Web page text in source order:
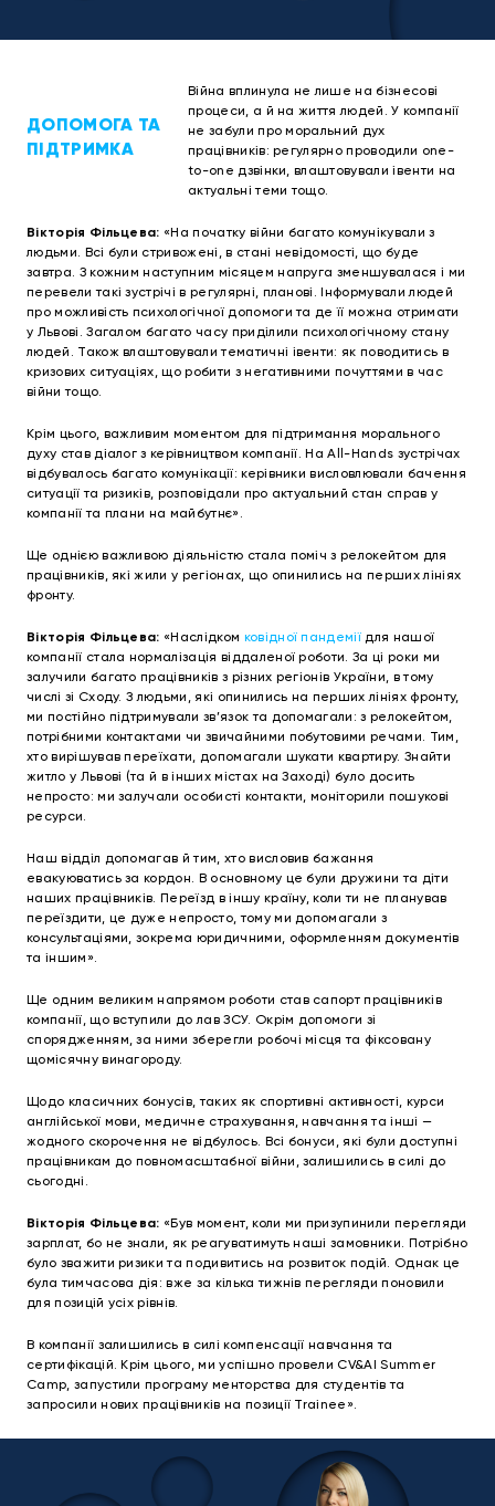
ДОПОМОГА ТА
ПІДТРИМКА
Війна вплинула не лише на бізнесові
процеси, а й на життя людей. У компанії
не забули про моральний дух
працівників: регулярно проводили one-
to-one дзвінки, влаштовували івенти на
актуальні теми тощо.
Вікторія Фільцева: «На початку війни багато комунікували з
людьми. Всі були стривожені, в стані невідомості, що буде
завтра. З кожним наступним місяцем напруга зменшувалася і ми
перевели такі зустрічі в регулярні, планові. Інформували людей
про можливість психологічної допомоги та де її можна отримати
у Львові. Загалом багато часу приділили психологічному стану
людей. Також влаштовували тематичні івенти: як поводитись в
кризових ситуаціях, що робити з негативними почуттями в час
війни тощо.
Крім цього, важливим моментом для підтримання морального
духу став діалог з керівництвом компанії. На All-Hands зустрічах
відбувалось багато комунікації: керівники висловлювали бачення
ситуації та ризиків, розповідали про актуальний стан справ у
компанії та плани на майбутнє».
Ще однією важливою діяльністю стала поміч з релокейтом для
працівників, які жили у регіонах, що опинились на перших лініях
фронту.
Вікторія Фільцева: «Наслідком ковідної пандемії для нашої
компанії стала нормалізація віддаленої роботи. За ці роки ми
залучили багато працівників з різних регіонів України, в тому
числі зі Сходу. З людьми, які опинились на перших лініях фронту,
ми постійно підтримували зв’язок та допомагали: з релокейтом,
потрібними контактами чи звичайними побутовими речами. Тим,
хто вирішував переїхати, допомагали шукати квартиру. Знайти
житло у Львові (та й в інших містах на Заході) було досить
непросто: ми залучали особисті контакти, моніторили пошукові
ресурси.
Наш відділ допомагав й тим, хто висловив бажання
евакуюватись за кордон. В основному це були дружини та діти
наших працівників. Переїзд в іншу країну, коли ти не планував
переїздити, це дуже непросто, тому ми допомагали з
консультаціями, зокрема юридичними, оформленням документів
та іншим».
Ще одним великим напрямом роботи став сапорт працівників
компанії, що вступили до лав ЗСУ. Окрім допомоги зі
спорядженням, за ними зберегли робочі місця та фіксовану
щомісячну винагороду.
Щодо класичних бонусів, таких як спортивні активності, курси
англійської мови, медичне страхування, навчання та інші —
жодного скорочення не відбулось. Всі бонуси, які були доступні
працівникам до повномасштабної війни, залишились в силі до
сьогодні.
Вікторія Фільцева: «Був момент, коли ми призупинили перегляди
зарплат, бо не знали, як реагуватимуть наші замовники. Потрібно
було зважити ризики та подивитись на розвиток подій. Однак це
була тимчасова дія: вже за кілька тижнів перегляди поновили
для позицій усіх рівнів.
В компанії залишились в силі компенсації навчання та
сертифікацій. Крім цього, ми успішно провели CV&AI Summer
Camp, запустили програму менторства для студентів та
запросили нових працівників на позиції Trainee».